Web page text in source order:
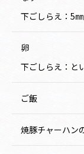
下ごしらえ：5
卵
下ごしらえ：と
ご飯
焼豚チャーハン